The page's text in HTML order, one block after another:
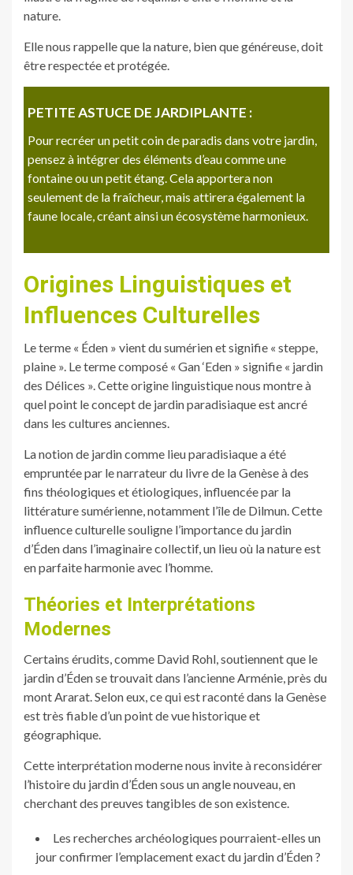
nature.
Elle nous rappelle que la nature, bien que généreuse, doit
être respectée et protégée.
PETITE ASTUCE DE JARDIPLANTE :
Pour recréer un petit coin de paradis dans votre jardin,
pensez à intégrer des éléments d’eau comme une
fontaine ou un petit étang. Cela apportera non
seulement de la fraîcheur, mais attirera également la
faune locale, créant ainsi un écosystème harmonieux.
Origines Linguistiques et
Influences Culturelles
Le terme « Éden » vient du sumérien et signifie « steppe,
plaine ». Le terme composé « Gan ‘Eden » signifie « jardin
des Délices ». Cette origine linguistique nous montre à
quel point le concept de jardin paradisiaque est ancré
dans les cultures anciennes.
La notion de jardin comme lieu paradisiaque a été
empruntée par le narrateur du livre de la Genèse à des
fins théologiques et étiologiques, influencée par la
littérature sumérienne, notamment l’île de Dilmun. Cette
influence culturelle souligne l’importance du jardin
d’Éden dans l’imaginaire collectif, un lieu où la nature est
en parfaite harmonie avec l’homme.
Théories et Interprétations
Modernes
Certains érudits, comme David Rohl, soutiennent que le
jardin d’Éden se trouvait dans l’ancienne Arménie, près du
mont Ararat. Selon eux, ce qui est raconté dans la Genèse
est très fiable d’un point de vue historique et
géographique.
Cette interprétation moderne nous invite à reconsidérer
l’histoire du jardin d’Éden sous un angle nouveau, en
cherchant des preuves tangibles de son existence.
Les recherches archéologiques pourraient-elles un
jour confirmer l’emplacement exact du jardin d’Éden ?